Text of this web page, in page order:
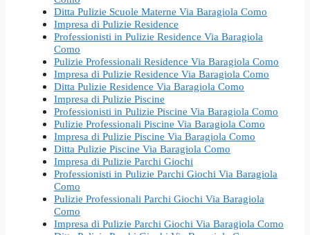
Ditta Pulizie Scuole Materne Via Baragiola Como
Impresa di Pulizie Residence
Professionisti in Pulizie Residence Via Baragiola
Como
Pulizie Professionali Residence Via Baragiola Como
Impresa di Pulizie Residence Via Baragiola Como
Ditta Pulizie Residence Via Baragiola Como
Impresa di Pulizie Piscine
Professionisti in Pulizie Piscine Via Baragiola Como
Pulizie Professionali Piscine Via Baragiola Como
Impresa di Pulizie Piscine Via Baragiola Como
Ditta Pulizie Piscine Via Baragiola Como
Impresa di Pulizie Parchi Giochi
Professionisti in Pulizie Parchi Giochi Via Baragiola
Como
Pulizie Professionali Parchi Giochi Via Baragiola
Como
Impresa di Pulizie Parchi Giochi Via Baragiola Como